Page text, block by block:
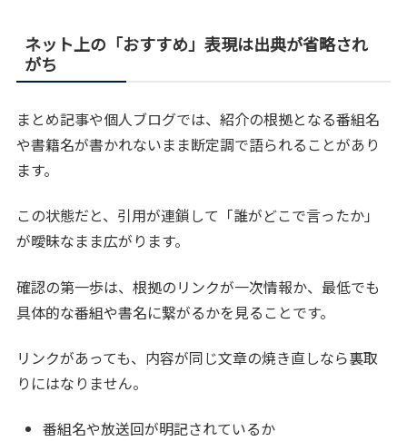
ネット上の「おすすめ」表現は出典が省略され
がち
まとめ記事や個人ブログでは、紹介の根拠となる番組名
や書籍名が書かれないまま断定調で語られることがあり
ます。
この状態だと、引用が連鎖して「誰がどこで言ったか」
が曖昧なまま広がります。
確認の第一歩は、根拠のリンクが一次情報か、最低でも
具体的な番組や書名に繋がるかを見ることです。
リンクがあっても、内容が同じ文章の焼き直しなら裏取
りにはなりません。
番組名や放送回が明記されているか